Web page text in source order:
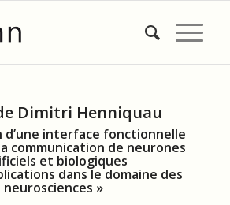
Dimitri Henniquau
d’une interface fonctionnelle
communication de neurones
et biologiques
dans le domaine des
neurosciences »